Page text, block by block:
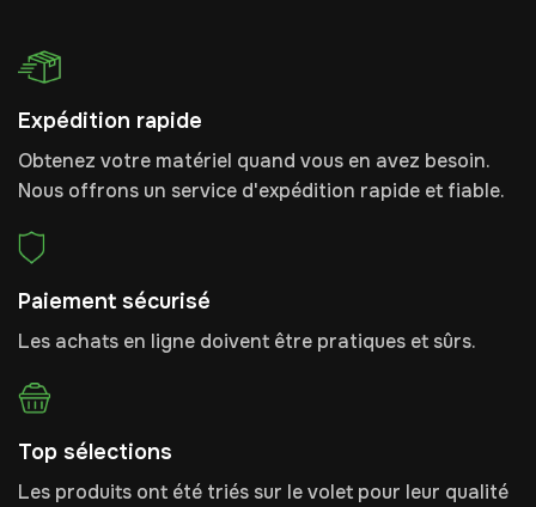
Expédition rapide
Obtenez votre matériel quand vous en avez besoin.
Nous offrons un service d'expédition rapide et fiable.
Paiement sécurisé
Les achats en ligne doivent être pratiques et sûrs.
Top sélections
Les produits ont été triés sur le volet pour leur qualité